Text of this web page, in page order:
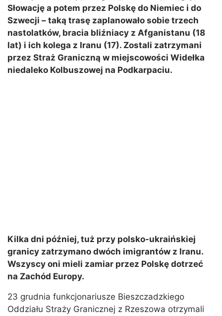
Słowację a potem przez Polskę do Niemiec i do
Szwecji – taką trasę zaplanowało sobie trzech
nastolatków, bracia bliźniacy z Afganistanu (18
lat) i ich kolega z Iranu (17). Zostali zatrzymani
przez Straż Graniczną w miejscowości Widełka
niedaleko Kolbuszowej na Podkarpaciu.
Kilka dni później, tuż przy polsko-ukraińskiej
granicy zatrzymano dwóch imigrantów z Iranu.
Wszyscy oni mieli zamiar przez Polskę dotrzeć
na Zachód Europy.
23 grudnia funkcjonariusze Bieszczadzkiego
Oddziału Straży Granicznej z Rzeszowa otrzymali